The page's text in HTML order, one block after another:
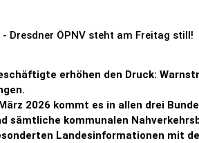
ÖPNV steht am Freitag still!
erhöhen den Druck:
2026 kommt es in allen drei
sämtliche kommunalen
Landesinformationen mit